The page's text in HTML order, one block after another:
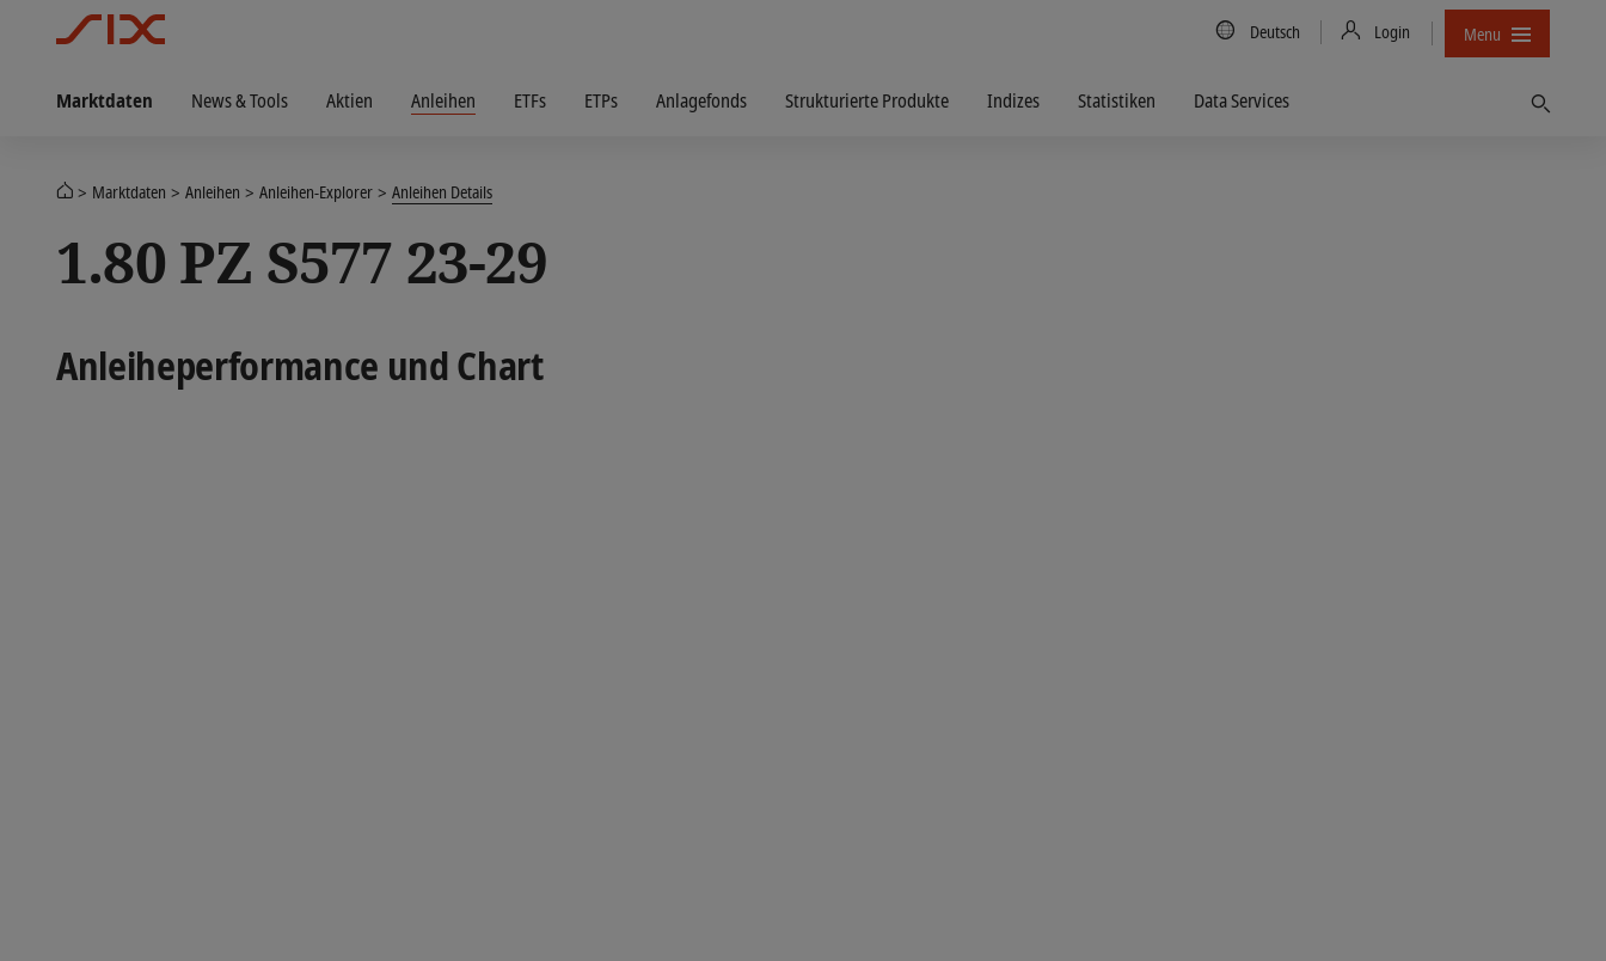
Country/Language
Deutsch Login Menu
Marktdaten News & Tools Aktien Anleihen ETFs ETPs Anlagefonds Strukturierte Produkte Indizes Statistiken Data Services
Marktdaten Anleihen Anleihen-Explorer Anleihen Details
1.80 PZ S577 23-29
Anleiheperformance und Chart